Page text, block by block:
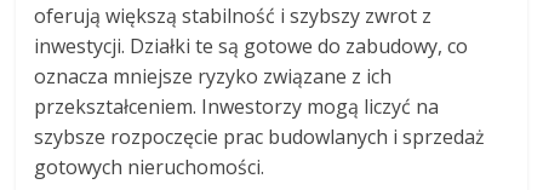
oferują większą stabilność i szybszy zwrot z
inwestycji. Działki te są gotowe do zabudowy, co
oznacza mniejsze ryzyko związane z ich
przekształceniem. Inwestorzy mogą liczyć na
szybsze rozpoczęcie prac budowlanych i sprzedaż
gotowych nieruchomości.